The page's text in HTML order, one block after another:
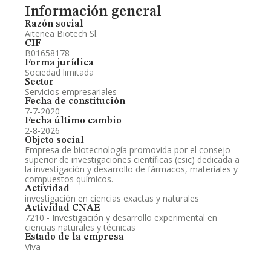
Información general
Razón social
Aitenea Biotech Sl.
CIF
B01658178
Forma jurídica
Sociedad limitada
Sector
Servicios empresariales
Fecha de constitución
7-7-2020
Fecha último cambio
2-8-2026
Objeto social
Empresa de biotecnología promovida por el consejo
superior de investigaciones científicas (csic) dedicada a
la investigación y desarrollo de fármacos, materiales y
compuestos químicos.
Actividad
investigación en ciencias exactas y naturales
Actividad CNAE
7210 - Investigación y desarrollo experimental en
ciencias naturales y técnicas
Estado de la empresa
Viva
Información oficial y registral complementaria.